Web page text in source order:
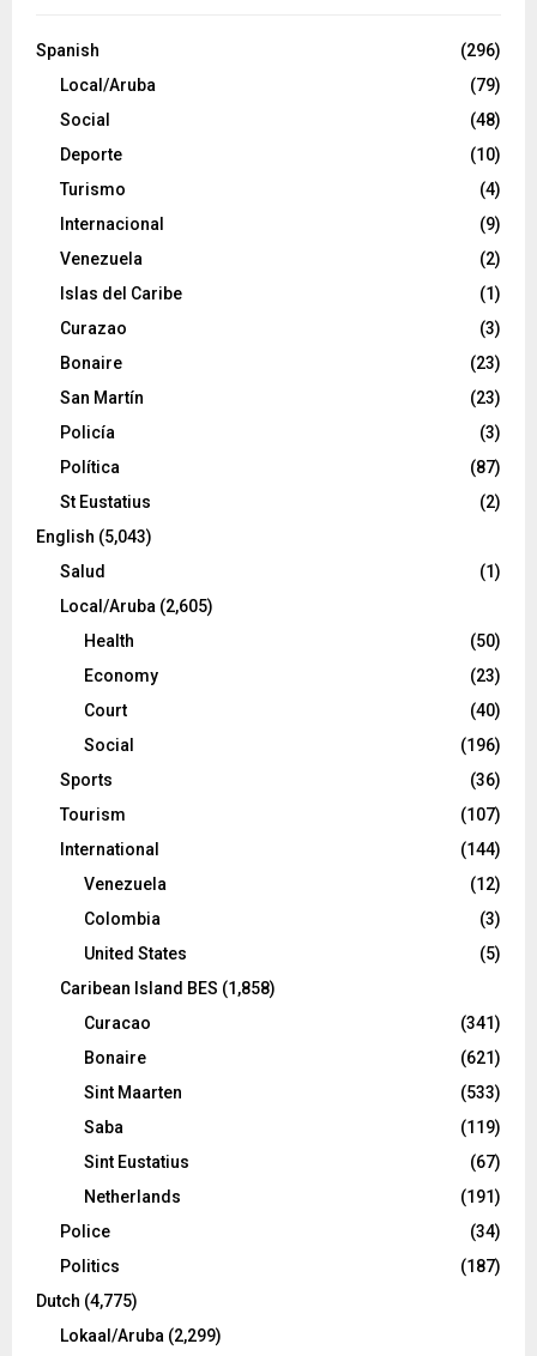
Spanish
(296)
Local/Aruba
(79)
Social
(48)
Deporte
(10)
Turismo
(4)
Internacional
(9)
Venezuela
(2)
Islas del Caribe
(1)
Curazao
(3)
Bonaire
(23)
San Martín
(23)
Policía
(3)
Política
(87)
St Eustatius
(2)
English (5,043)
Salud
(1)
Local/Aruba (2,605)
Health
(50)
Economy
(23)
Court
(40)
Social
(196)
Sports
(36)
Tourism
(107)
International
(144)
Venezuela
(12)
Colombia
(3)
United States
(5)
Caribean Island BES (1,858)
Curacao
(341)
Bonaire
(621)
Sint Maarten
(533)
Saba
(119)
Sint Eustatius
(67)
Netherlands
(191)
Police
(34)
Politics
(187)
Dutch (4,775)
Lokaal/Aruba (2,299)